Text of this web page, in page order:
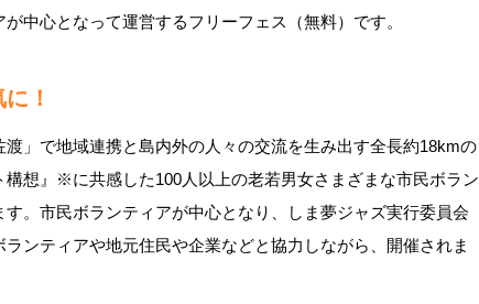
中心となって運営するフリーフェス（無料）です。
！
」で地域連携と島内外の人々の交流を生み出す全長約18kmの
構想』※に共感した100人以上の老若男女さまざまな市民ボラン
。市民ボランティアが中心となり、しま夢ジャズ実行委員会
ンティアや地元住民や企業などと協力しながら、開催されま